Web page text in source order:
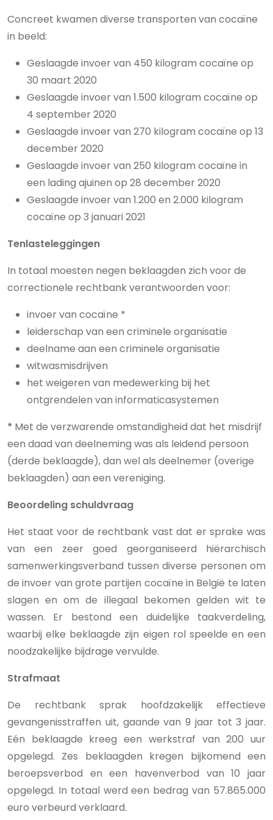
Concreet kwamen diverse transporten van cocaïne
in beeld:
Geslaagde invoer van 450 kilogram cocaïne op
30 maart 2020
Geslaagde invoer van 1.500 kilogram cocaïne op
4 september 2020
Geslaagde invoer van 270 kilogram cocaïne op 13
december 2020
Geslaagde invoer van 250 kilogram cocaïne in
een lading ajuinen op 28 december 2020
Geslaagde invoer van 1.200 en 2.000 kilogram
cocaïne op 3 januari 2021
Tenlasteleggingen
In totaal moesten negen beklaagden zich voor de
correctionele rechtbank verantwoorden voor:
invoer van cocaïne *
leiderschap van een criminele organisatie
deelname aan een criminele organisatie
witwasmisdrijven
het weigeren van medewerking bij het
ontgrendelen van informaticasystemen
* Met de verzwarende omstandigheid dat het misdrijf
een daad van deelneming was als leidend persoon
(derde beklaagde), dan wel als deelnemer (overige
beklaagden) aan een vereniging.
Beoordeling schuldvraag
Het staat voor de rechtbank vast dat er sprake was
van een zeer goed georganiseerd hiërarchisch
samenwerkingsverband tussen diverse personen om
de invoer van grote partijen cocaïne in België te laten
slagen en om de illegaal bekomen gelden wit te
wassen. Er bestond een duidelijke taakverdeling,
waarbij elke beklaagde zijn eigen rol speelde en een
noodzakelijke bijdrage vervulde.
Strafmaat
De rechtbank sprak hoofdzakelijk effectieve
gevangenisstraffen uit, gaande van 9 jaar tot 3 jaar.
Eén beklaagde kreeg een werkstraf van 200 uur
opgelegd. Zes beklaagden kregen bijkomend een
beroepsverbod en een havenverbod van 10 jaar
opgelegd. In totaal werd een bedrag van 57.865.000
euro verbeurd verklaard.